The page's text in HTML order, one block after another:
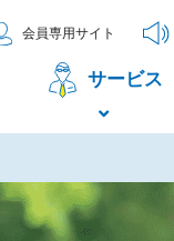
サービス
会員専用サイト